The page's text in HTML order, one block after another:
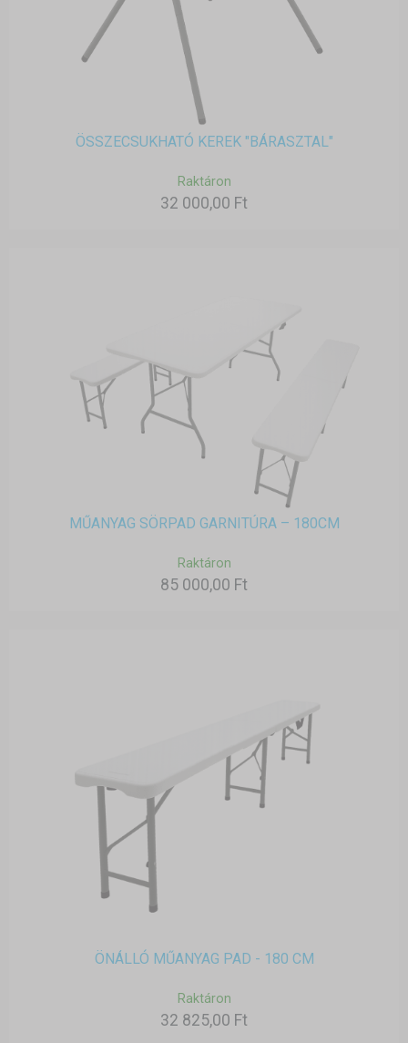
ÖSSZECSUKHATÓ KEREK "BÁRASZTAL"
Raktáron
32 000,00 Ft
MŰANYAG SÖRPAD GARNITÚRA – 180CM
Raktáron
85 000,00 Ft
ÖNÁLLÓ MŰANYAG PAD - 180 CM
Raktáron
32 825,00 Ft